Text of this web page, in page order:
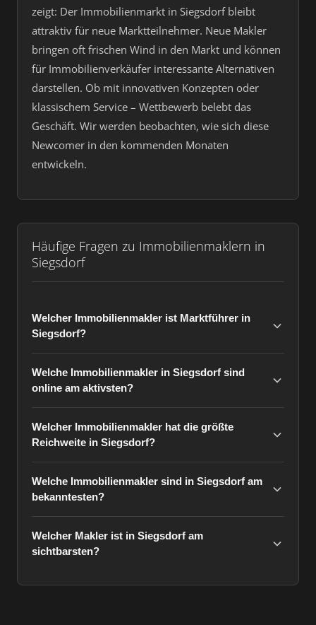
zeigt: Der Immobilienmarkt in Siegsdorf bleibt
attraktiv für neue Marktteilnehmer. Neue Makler
bringen oft frischen Wind in den Markt und können
für Immobilienverkäufer interessante Alternativen
darstellen. Ob mit innovativen Konzepten oder
klassischem Service – Wettbewerb belebt das
Geschäft. Wir werden beobachten, wie sich diese
Newcomer in den kommenden Monaten
entwickeln.
Häufige Fragen zu Immobilienmaklern in
Siegsdorf
Welcher Immobilienmakler ist Marktführer in
Siegsdorf?
Welche Immobilienmakler in Siegsdorf sind
online am aktivsten?
Welcher Immobilienmakler hat die größte
Reichweite in Siegsdorf?
Welche Immobilienmakler sind in Siegsdorf am
bekanntesten?
Welcher Makler ist in Siegsdorf am
sichtbarsten?